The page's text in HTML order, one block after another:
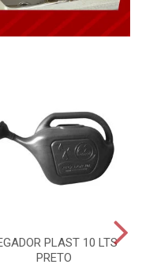
PLAST 10 LTS
PRETO